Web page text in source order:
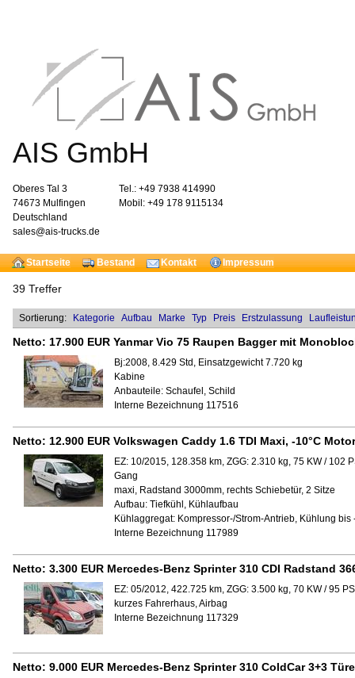
AIS GmbH
Oberes Tal 3
74673 Mulfingen
Deutschland
sales@ais-trucks.de
Tel.: +49 7938 414990
Mobil: +49 178 9115134
Startseite Bestand Kontakt Impressum
39 Treffer
Sortierung: Kategorie Aufbau Marke Typ Preis Erstzulassung
Netto: 17.900 EUR Yanmar Vio 75 Raupen Bagger mit
Bj:2008, 8.429 Std, Einsatzgewicht 7.720 kg
Kabine
Anbauteile: Schaufel, Schild
Interne Bezeichnung 117516
Netto: 12.900 EUR Volkswagen Caddy 1.6 TDI Maxi, -10°C
EZ: 10/2015, 128.358 km, ZGG: 2.310 kg, 75 KW / 102
Gang
maxi, Radstand 3000mm, rechts Schiebetür, 2 Sitze
Aufbau: Tiefkühl, Kühlaufbau
Kühlaggregat: Kompressor-/Strom-Antrieb, Kühlung bis
Interne Bezeichnung 117989
Netto: 3.300 EUR Mercedes-Benz Sprinter 310 CDI Radstand
EZ: 05/2012, 422.725 km, ZGG: 3.500 kg, 70 KW / 95
kurzes Fahrerhaus, Airbag
Interne Bezeichnung 117329
Netto: 9.000 EUR Mercedes-Benz Sprinter 310 ColdCar 3+3